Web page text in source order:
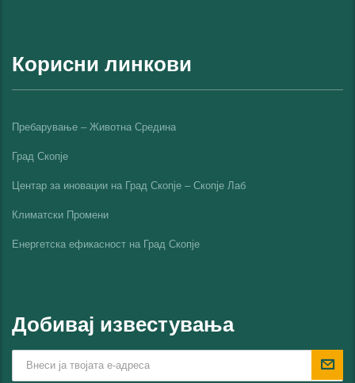
Корисни линкови
Пребарување – Животна Средина
Град Скопје
Центар за иновации на Град Скопје – Скопје Лаб
Климатски Промени
Енергетска ефикасност на Град Скопјe
Добивај известувања